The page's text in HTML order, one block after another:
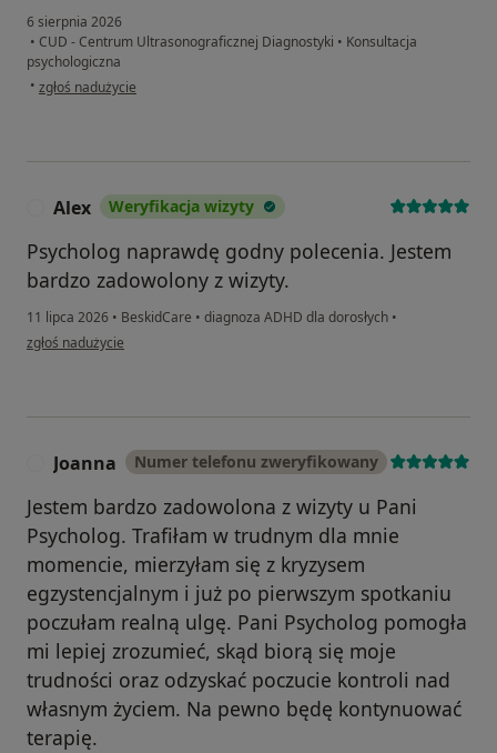
6 sierpnia 2026
• CUD - Centrum Ultrasonograficznej Diagnostyki • Konsultacja
psychologiczna
• w opinii użytkownika Ania
zgłoś nadużycie
Alex Weryfikacja wizyty
Psycholog naprawdę godny polecenia. Jestem
bardzo zadowolony z wizyty.
11 lipca 2026 • BeskidCare • diagnoza ADHD dla dorosłych •
w opinii użytkownika Alex
zgłoś nadużycie
Joanna Numer telefonu zweryfikowany
Jestem bardzo zadowolona z wizyty u Pani
Psycholog. Trafiłam w trudnym dla mnie
momencie, mierzyłam się z kryzysem
egzystencjalnym i już po pierwszym spotkaniu
poczułam realną ulgę. Pani Psycholog pomogła
mi lepiej zrozumieć, skąd biorą się moje
trudności oraz odzyskać poczucie kontroli nad
własnym życiem. Na pewno będę kontynuować
terapię.